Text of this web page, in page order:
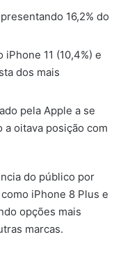
16,2% do
11 (10,4%) e
dos mais
pela Apple a se
a oitava posição com
do público por
iPhone 8 Plus e
opções mais
marcas.